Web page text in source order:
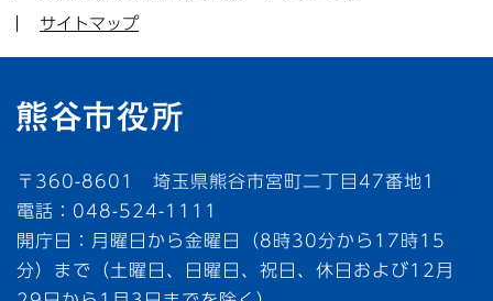
サイトマップ
〒360-8601 埼玉県熊谷市宮町二丁目47番地1
電話：048-524-1111
開庁日：月曜日から金曜日（8時30分から17時15
分）まで（土曜日、日曜日、祝日、休日および12月